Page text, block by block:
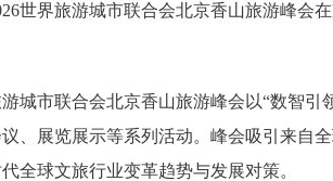
世界旅游城市联合会北京香山旅游峰会
游城市联合会北京香山旅游峰会以“数智引
、展览展示等系列活动。峰会吸引来自
全球文旅行业变革趋势与发展对策。